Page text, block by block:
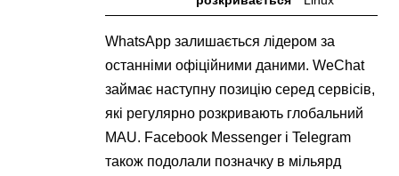
WhatsApp залишається лідером за
останніми офіційними даними. WeChat
займає наступну позицію серед сервісів,
які регулярно розкривають глобальний
MAU. Facebook Messenger і Telegram
також подолали позначку в мільярд